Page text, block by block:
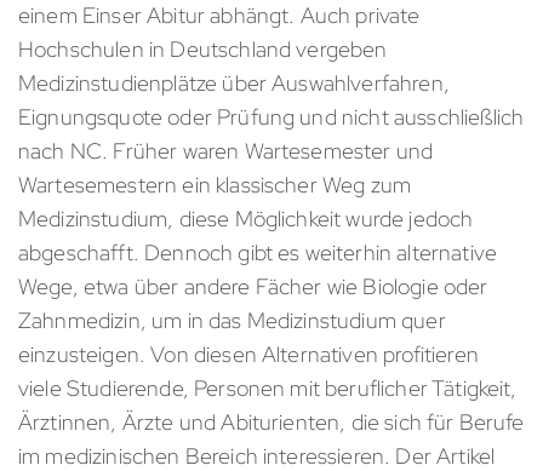
einem Einser Abitur abhängt. Auch private
Hochschulen in Deutschland vergeben
Medizinstudienplätze über Auswahlverfahren,
Eignungsquote oder Prüfung und nicht ausschließlich
nach NC. Früher waren Wartesemester und
Wartesemestern ein klassischer Weg zum
Medizinstudium, diese Möglichkeit wurde jedoch
abgeschafft. Dennoch gibt es weiterhin alternative
Wege, etwa über andere Fächer wie Biologie oder
Zahnmedizin, um in das Medizinstudium quer
einzusteigen. Von diesen Alternativen profitieren
viele Studierende, Personen mit beruflicher Tätigkeit,
Ärztinnen, Ärzte und Abiturienten, die sich für Berufe
im medizinischen Bereich interessieren. Der Artikel